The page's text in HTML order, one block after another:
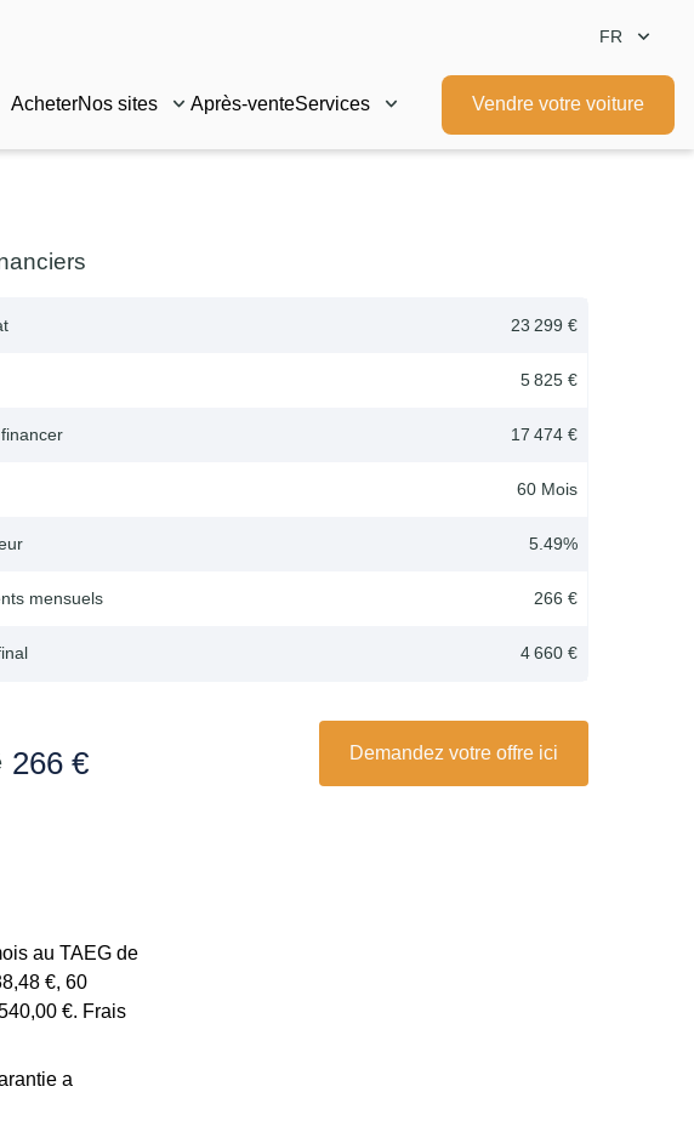
FR
AcheterNos sites Après-venteServices Vendre votre voiture
23 299 €
5 825 €
17 474 €
60 Mois
5.49%
mensuels 266 €
4 660 €
266 € Demandez votre offre ici
au TAEG de
€, 60
€. Frais
a